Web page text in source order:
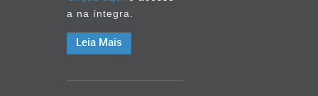
a na íntegra.
Leia Mais